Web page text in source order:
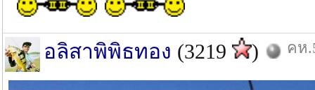
อลิสาพิพิธทอง (3219 ) คห